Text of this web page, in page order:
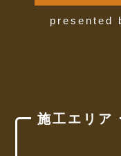
presented
施工エリア